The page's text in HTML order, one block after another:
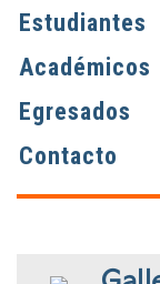
Estudiantes
Académicos
Egresados
Contacto